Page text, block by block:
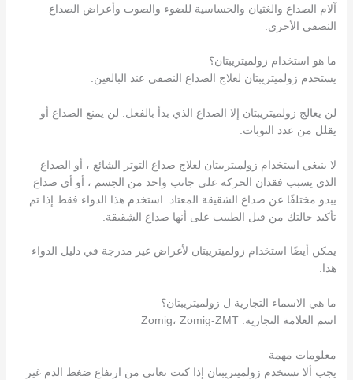
آلام الصداع والغثيان والحساسية للضوء والصوت وأعراض الصداع
النصفي الأخرى.
ما هو استخدام زولميتريبتان؟
يستخدم زولميتريبتان لعلاج الصداع النصفي عند البالغين.
لن يعالج زولميتريبتان إلا الصداع الذي بدأ بالفعل. لن يمنع الصداع أو
يقلل من عدد النوبات.
لا ينبغي استخدام زولميتريبتان لعلاج صداع التوتر الشائع ، أو الصداع
الذي يسبب فقدان الحركة على جانب واحد من الجسم ، أو أي صداع
يبدو مختلفًا عن صداع الشقيقة المعتاد. استخدم هذا الدواء فقط إذا تم
تأكيد حالتك من قبل الطبيب على أنها صداع الشقيقة.
يمكن أيضًا استخدام زولميتريبتان لأغراض غير مدرجة في دليل الدواء
هذا.
ما هي الاسماء التجارية ل زولميتريبتان؟
اسم العلامة التجارية: Zomig، Zomig-ZMT
معلومات مهمة
يجب ألا تستخدم زولميتريبتان إذا كنت تعاني من ارتفاع ضغط الدم غير